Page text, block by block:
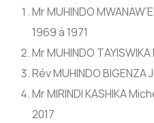
Mr MUHINDO
1969 à 1971
Mr MUHINDO
Rév MUHINDO
Mr MIRINDI KASHIKA
2017